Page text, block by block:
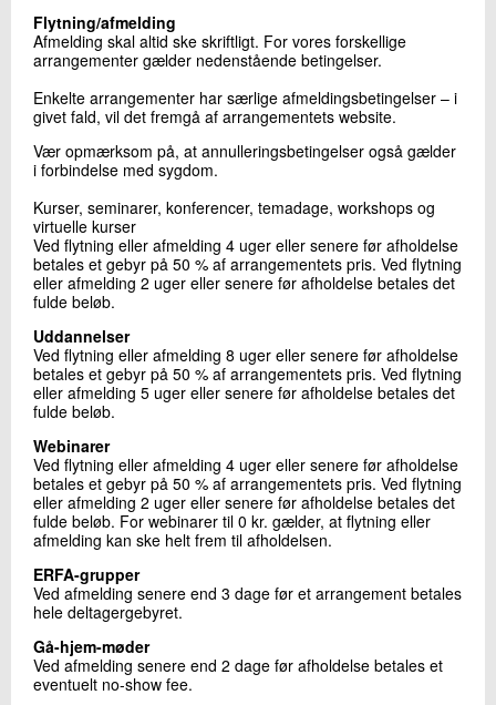
Send
Flytning/afmelding
Afmelding skal altid ske skriftligt. For vores forskellige
arrangementer gælder nedenstående betingelser.
Enkelte arrangementer har særlige afmeldingsbetingelser – i
givet fald, vil det fremgå af arrangementets website.
Vær opmærksom på, at annulleringsbetingelser også gælder
i forbindelse med sygdom.
Kurser, seminarer, konferencer, temadage, workshops og
virtuelle kurser
Ved flytning eller afmelding 4 uger eller senere før afholdelse
betales et gebyr på 50 % af arrangementets pris. Ved flytning
eller afmelding 2 uger eller senere før afholdelse betales det
fulde beløb.
Uddannelser
Ved flytning eller afmelding 8 uger eller senere før afholdelse
betales et gebyr på 50 % af arrangementets pris. Ved flytning
eller afmelding 5 uger eller senere før afholdelse betales det
fulde beløb.
Webinarer
Ved flytning eller afmelding 4 uger eller senere før afholdelse
betales et gebyr på 50 % af arrangementets pris. Ved flytning
eller afmelding 2 uger eller senere før afholdelse betales det
fulde beløb. For webinarer til 0 kr. gælder, at flytning eller
afmelding kan ske helt frem til afholdelsen.
ERFA-grupper
Ved afmelding senere end 3 dage før et arrangement betales
hele deltagergebyret.
Gå-hjem-møder
Ved afmelding senere end 2 dage før afholdelse betales et
eventuelt no-show fee.